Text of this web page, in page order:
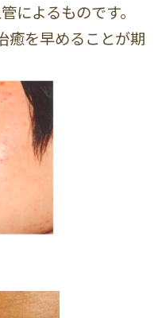
によるものです。
癒を早めることが期